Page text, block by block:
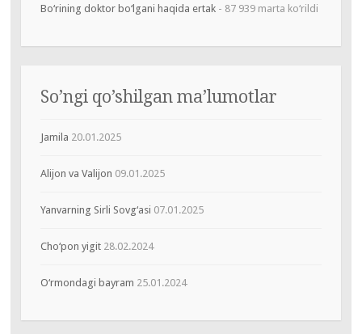
Bo‘rining doktor bo‘lgani haqida ertak- 87 939 marta ko‘rildi
So’ngi qo’shilgan ma’lumotlar
Jamila 20.01.2025
Alijon va Valijon 09.01.2025
Yanvarning Sirli Sovg‘asi 07.01.2025
Cho‘pon yigit 28.02.2024
O‘rmondagi bayram 25.01.2024